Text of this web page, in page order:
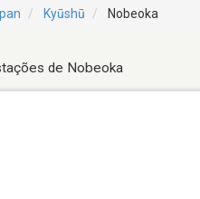
Kyūshū Nobeoka
de Nobeoka